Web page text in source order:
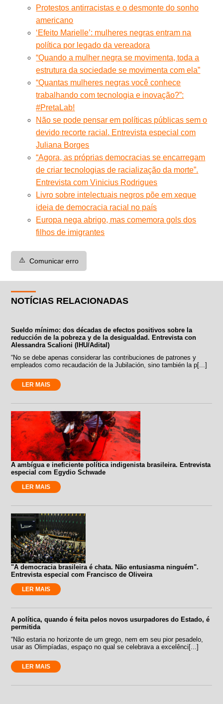
Protestos antirracistas e o desmonte do sonho
americano
‘Efeito Marielle’: mulheres negras entram na
política por legado da vereadora
“Quando a mulher negra se movimenta, toda a
estrutura da sociedade se movimenta com ela”
“Quantas mulheres negras você conhece
trabalhando com tecnologia e inovação?”:
#PretaLab!
Não se pode pensar em políticas públicas sem o
devido recorte racial. Entrevista especial com
Juliana Borges
“Agora, as próprias democracias se encarregam
de criar tecnologias de racialização da morte”.
Entrevista com Vinicius Rodrigues
Livro sobre intelectuais negros põe em xeque
ideia de democracia racial no país
Europa nega abrigo, mas comemora gols dos
filhos de imigrantes
⚠️ Comunicar erro
NOTÍCIAS RELACIONADAS
Sueldo mínimo: dos décadas de efectos positivos sobre la
reducción de la pobreza y de la desigualdad. Entrevista con
Alessandra Scalioni (IHU/Adital)
“No se debe apenas considerar las contribuciones de patrones y
empleados como recaudación de la Jubilación, sino también la p[...]
LER MAIS
A ambígua e ineficiente política indigenista brasileira. Entrevista
especial com Egydio Schwade
LER MAIS
"A democracia brasileira é chata. Não entusiasma ninguém".
Entrevista especial com Francisco de Oliveira
LER MAIS
A política, quando é feita pelos novos usurpadores do Estado, é
permitida
“Não estaria no horizonte de um grego, nem em seu pior pesadelo,
usar as Olimpíadas, espaço no qual se celebrava a excelênci[...]
LER MAIS